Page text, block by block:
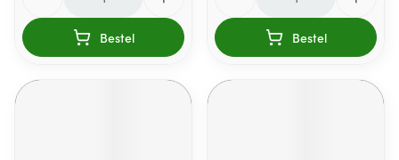
Bestel Bestel